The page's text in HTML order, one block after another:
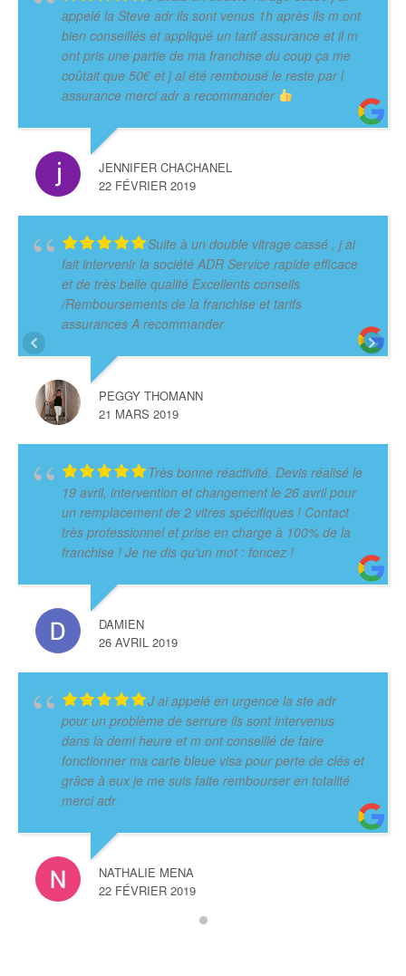
appelé la Steve adr ils sont venus 1h après ils m ont
bien conseillés et appliqué un tarif assurance et il m
ont pris une partie de ma franchise du coup ça me
coûtait que 50€ et j ai été rembousé le reste par l
assurance merci adr a recommander
JENNIFER CHACHANEL
22 FÉVRIER 2019
Suite à un double vitrage cassé , j ai
fait intervenir la société ADR Service rapide efficace
et de très belle qualité Excellents conseils
/Remboursements de la franchise et tarifs
assurances A recommander
PEGGY THOMANN
21 MARS 2019
Très bonne réactivité. Devis réalisé le
19 avril, intervention et changement le 26 avril pour
un remplacement de 2 vitres spécifiques ! Contact
très professionnel et prise en charge à 100% de la
franchise ! Je ne dis qu'un mot : foncez !
DAMIEN
26 AVRIL 2019
J ai appelé en urgence la ste adr
pour un problème de serrure ils sont intervenus
dans la demi heure et m ont conseillé de faire
fonctionner ma carte bleue visa pour perte de clés et
grâce à eux je me suis faite rembourser en totalité
merci adr
NATHALIE MENA
22 FÉVRIER 2019